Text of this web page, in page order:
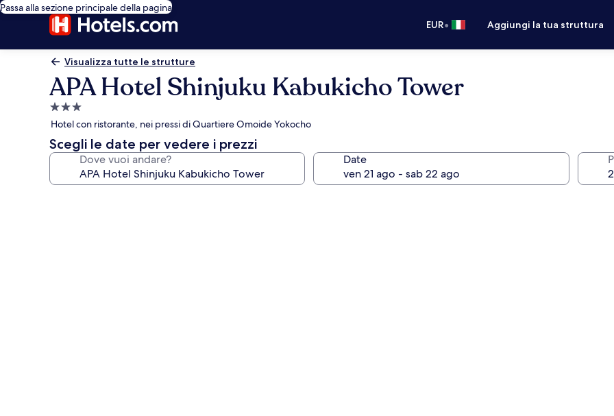
Passa alla sezione principale della pagina
EUR• Aggiungi la tua struttura
Visualizza tutte le strutture
APA Hotel Shinjuku Kabukicho Tower
Struttura
a
3.0
stelle
Hotel con ristorante, nei pressi di Quartiere Omoide Yokocho
Scegli le date per vedere i prezzi
Dove vuoi andare? Date